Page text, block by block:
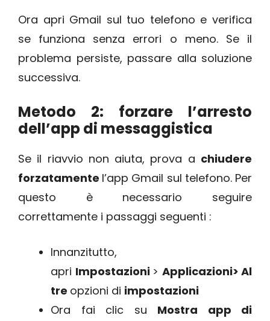
Ora apri Gmail sul tuo telefono e verifica
se funziona senza errori o meno. Se il
problema persiste, passare alla soluzione
successiva.
Metodo 2: forzare l’arresto
dell’app di messaggistica
Se il riavvio non aiuta, prova a chiudere
forzatamente l’app Gmail sul telefono. Per
questo è necessario seguire
correttamente i passaggi seguenti :
Innanzitutto,
apri Impostazioni > Applicazioni> Al
tre opzioni di impostazioni
Ora fai clic su Mostra app di